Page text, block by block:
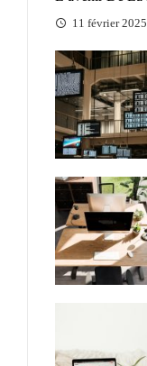
11 février 2025